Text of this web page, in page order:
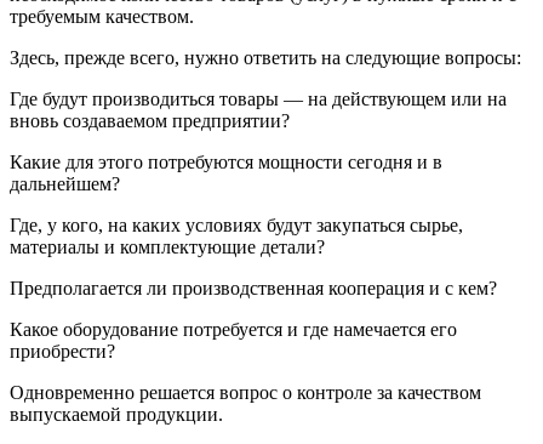
требуемым качеством.
Здесь, прежде всего, нужно ответить на следующие вопросы:
Где будут производиться товары — на действующем или на
вновь создаваемом предприятии?
Какие для этого потребуются мощности сегодня и в
дальнейшем?
Где, у кого, на каких условиях будут закупаться сырье,
материалы и комплектующие детали?
Предполагается ли производственная кооперация и с кем?
Какое оборудование потребуется и где намечается его
приобрести?
Одновременно решается вопрос о контроле за качеством
выпускаемой продукции.